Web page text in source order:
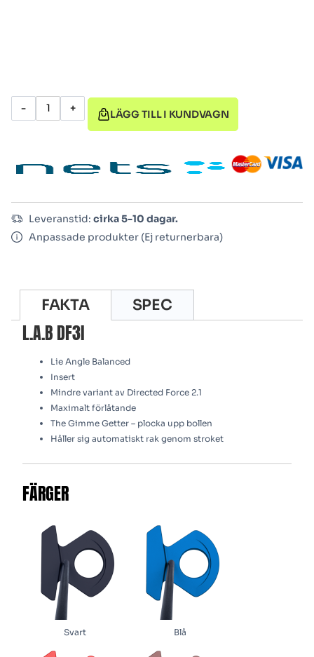
- + LÄGG TILL I KUNDVAGN
Leveranstid: cirka 5-10 dagar.
Anpassade produkter (Ej returnerbara)
FAKTA SPEC
L.A.B DF3I
Lie Angle Balanced
Insert
Mindre variant av Directed Force 2.1
Maximalt förlåtande
The Gimme Getter – plocka upp bollen
Håller sig automatiskt rak genom stroket
FÄRGER
Svart Blå